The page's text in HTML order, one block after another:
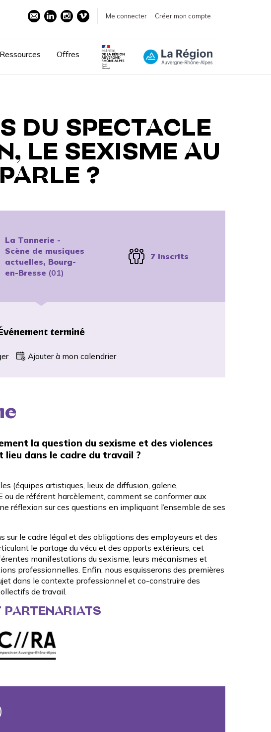
Me connecter Créer mon compte
Ressources Offres
DU SPECTACLE
LE SEXISME AU
?
La Tannerie -
Scène de musiques
actuelles, Bourg-
en-Bresse (01)
7 inscrits
terminé
Ajouter à mon calendrier
la question du sexisme et des violences
lieu dans le cadre du travail ?
(équipes artistiques, lieux de diffusion, galerie,
ou de référent harcèlement, comment se conformer aux
réflexion sur ces questions en impliquant l’ensemble de ses
sur le cadre légal et des obligations des employeurs et des
le partage du vécu et des apports extérieurs, cet
manifestations du sexisme, leurs mécanismes et
professionnelles. Enfin, nous esquisserons des premières
dans le contexte professionnel et co-construire des
de travail.
PARTENARIATS